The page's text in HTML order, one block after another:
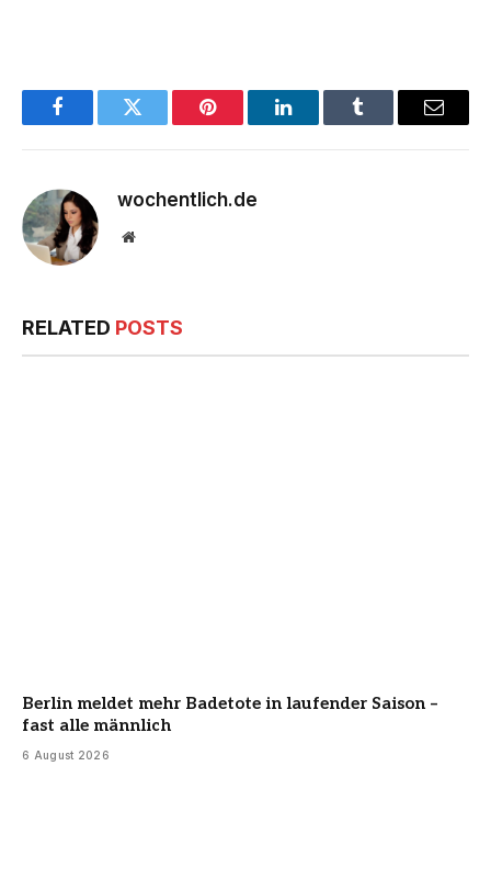
FacebookTwitter Pinterest LinkedInTumblr Email
wochentlich.de
Website
RELATED POSTS
Berlin meldet mehr Badetote in laufender Saison –
fast alle männlich
6 August 2026